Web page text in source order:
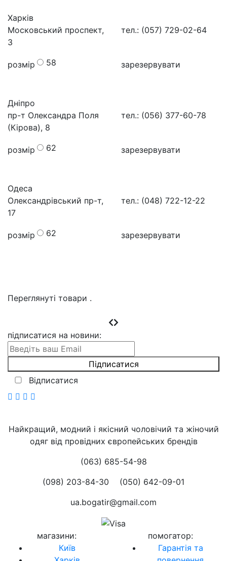
Харків
Московський проспект,
3
тел.: (057) 729-02-64
розмір 58 зарезервувати
Дніпро
пр-т Олександра Поля
(Кірова), 8
тел.: (056) 377-60-78
розмір 62 зарезервувати
Одеса
Олександрівський пр-т,
17
тел.: (048) 722-12-22
розмір 62 зарезервувати
Переглянуті товари .
підписатися на новини:
Відписатися
Найкращий, модний і якісний чоловічий та жіночий
одяг від провідних європейських брендів
(063) 685-54-98
(098) 203-84-30
(050) 642-09-01
ua.bogatir@gmail.com
магазини:
Київ
помогатор:
Гарантія та